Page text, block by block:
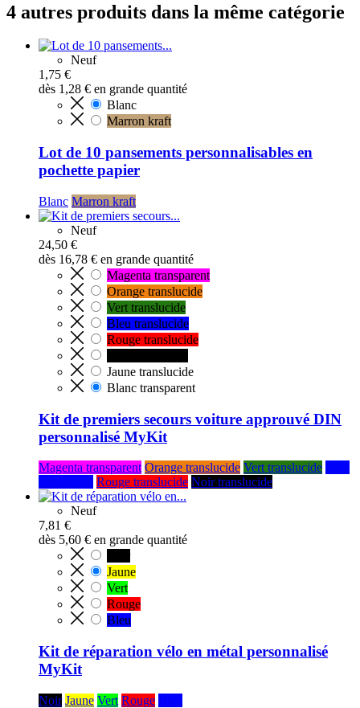
4 autres produits dans la même catégorie
Neuf
1,75 €
dès 1,28 € en grande quantité
Blanc
Marron kraft
Lot de 10 pansements personnalisables en
pochette papier
Blanc Marron kraft
Neuf
24,50 €
dès 16,78 € en grande quantité
Magenta transparent
Orange translucide
Vert translucide
Bleu translucide
Rouge translucide
Jaune translucide
Blanc transparent
Kit de premiers secours voiture approuvé DIN
personnalisé MyKit
Magenta transparent Orange translucide Vert translucide
Rouge translucide Noir translucide
Neuf
7,81 €
dès 5,60 € en grande quantité
Jaune
Vert
Rouge
Bleu
Kit de réparation vélo en métal personnalisé
MyKit
Noir Jaune Vert Rouge